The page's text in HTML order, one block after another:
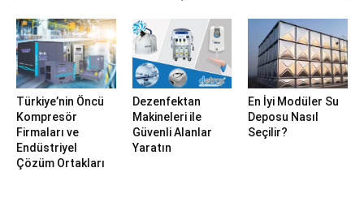
Türkiye’nin Öncü
Kompresör
Firmaları ve
Endüstriyel
Çözüm Ortakları
Dezenfektan
Makineleri ile
Güvenli Alanlar
Yaratın
En İyi Modüler Su
Deposu Nasıl
Seçilir?